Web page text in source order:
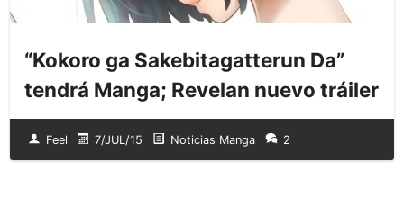
“Kokoro ga Sakebitagatterun Da”
tendrá Manga; Revelan nuevo tráiler
Feel 7/JUL/15 Noticias Manga 2